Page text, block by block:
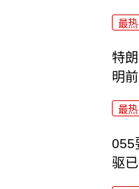
最热
特
明
最热
055
驱已